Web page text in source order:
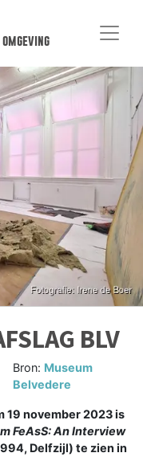
BLV
Bron: Museum
Belvedere
19 november 2023 is
FeAsS: An Interview
Delfzijl) te zien in